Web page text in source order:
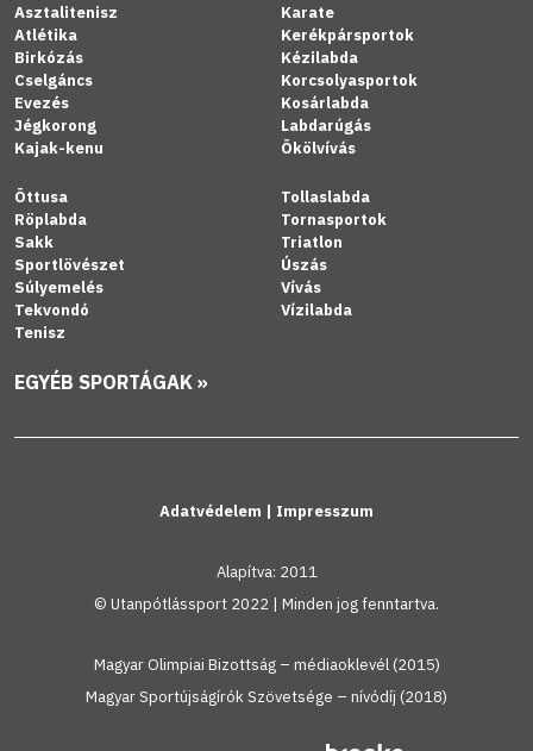
Asztalitenisz
Atlétika
Birkózás
Cselgáncs
Evezés
Jégkorong
Kajak-kenu
Karate
Kerékpársportok
Kézilabda
Korcsolyasportok
Kosárlabda
Labdarúgás
Ökölvívás
Öttusa
Röplabda
Sakk
Sportlövészet
Súlyemelés
Tekvondó
Tenisz
Tollaslabda
Tornasportok
Triatlon
Úszás
Vívás
Vízilabda
EGYÉB SPORTÁGAK »
Adatvédelem | Impresszum
Alapítva: 2011
© Utanpótlássport 2022 | Minden jog fenntartva.
Magyar Olimpiai Bizottság – médiaoklevél (2015)
Magyar Sportújságírók Szövetsége – nívódíj (2018)